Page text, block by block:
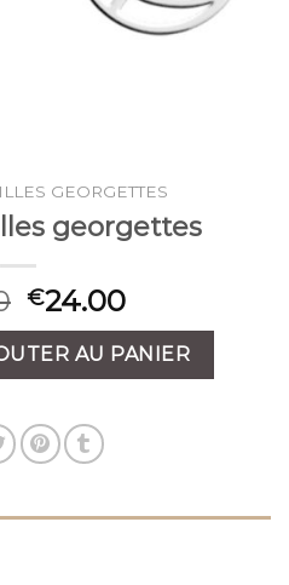
GEORGETTES
georgettes
€24.00
oreilles georgettes
AU PANIER